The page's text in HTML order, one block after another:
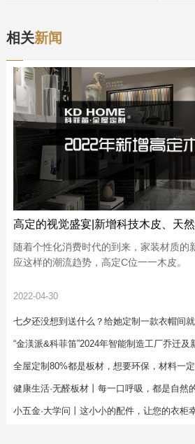
相关新闻
高定的视觉盛宴|新增科技木皮、天
随着个性化消费时代的到来，家装材质的
应这样的潮流趋势，高定C位一一木皮。
2022-04-30
七夕还没想到送什么？给她定制一款衣帽间就
全屋定制80%都是板材，想要环保，材料一定
健康生活·无醛板材丨每一口呼吸，都是自然